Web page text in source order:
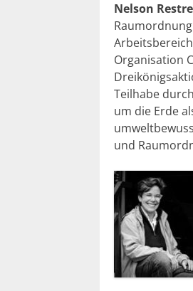
Nelson
Organisation
Teilhabe
um die Erde
und